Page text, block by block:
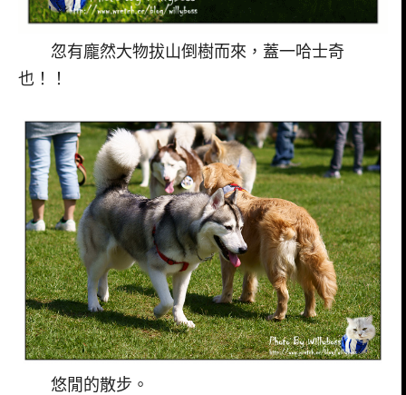
忽有龐然大物拔山倒樹而來，蓋一哈士奇
也！！
悠閒的散步。